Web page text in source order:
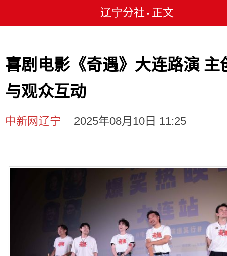
辽宁分社 • 正文
喜剧电影《奇遇》大连路演 主
与观众互动
中新网辽宁 2025年08月10日 11:25